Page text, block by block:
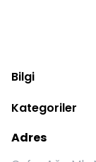
Bilgi
Kategoriler
Adres